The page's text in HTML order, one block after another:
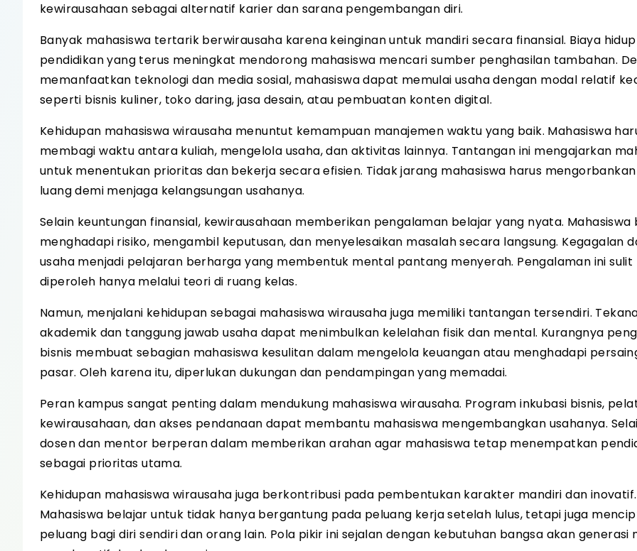
kewirausahaan sebagai alternatif karier dan sarana pengembangan diri.
Banyak mahasiswa tertarik berwirausaha karena keinginan untuk mandiri secara finansial. Biaya
pendidikan yang terus meningkat mendorong mahasiswa mencari sumber penghasilan tambahan.
memanfaatkan teknologi dan media sosial, mahasiswa dapat memulai usaha dengan modal relatif
seperti bisnis kuliner, toko daring, jasa desain, atau pembuatan konten digital.
Kehidupan mahasiswa wirausaha menuntut kemampuan manajemen waktu yang baik. Mahasiswa
membagi waktu antara kuliah, mengelola usaha, dan aktivitas lainnya. Tantangan ini mengajarkan
untuk menentukan prioritas dan bekerja secara efisien. Tidak jarang mahasiswa harus
luang demi menjaga kelangsungan usahanya.
Selain keuntungan finansial, kewirausahaan memberikan pengalaman belajar yang nyata. Mahasiswa
menghadapi risiko, mengambil keputusan, dan menyelesaikan masalah secara langsung. Kegagalan
usaha menjadi pelajaran berharga yang membentuk mental pantang menyerah. Pengalaman ini sulit
diperoleh hanya melalui teori di ruang kelas.
Namun, menjalani kehidupan sebagai mahasiswa wirausaha juga memiliki tantangan tersendiri.
akademik dan tanggung jawab usaha dapat menimbulkan kelelahan fisik dan mental. Kurangnya
bisnis membuat sebagian mahasiswa kesulitan dalam mengelola keuangan atau menghadapi
pasar. Oleh karena itu, diperlukan dukungan dan pendampingan yang memadai.
Peran kampus sangat penting dalam mendukung mahasiswa wirausaha. Program inkubasi bisnis,
kewirausahaan, dan akses pendanaan dapat membantu mahasiswa mengembangkan usahanya.
dosen dan mentor berperan dalam memberikan arahan agar mahasiswa tetap menempatkan
sebagai prioritas utama.
Kehidupan mahasiswa wirausaha juga berkontribusi pada pembentukan karakter mandiri dan inovatif.
Mahasiswa belajar untuk tidak hanya bergantung pada peluang kerja setelah lulus, tetapi juga
peluang bagi diri sendiri dan orang lain. Pola pikir ini sejalan dengan kebutuhan bangsa akan generasi